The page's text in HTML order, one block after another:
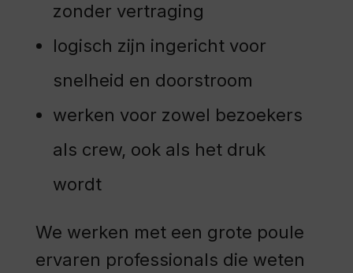
zonder vertraging
logisch zijn ingericht voor
snelheid en doorstroom
werken voor zowel bezoekers
als crew, ook als het druk
wordt
We werken met een grote poule
ervaren professionals die weten